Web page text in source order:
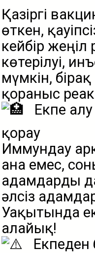
Қазіргі
өткен,
кейбір
көтерілуі,
мүмкін,
қорғаныс
Екпе
қорғау
Иммундау
ғана емес,
адамдарды
әлсіз
Уақытында
алайық!
Екпеден